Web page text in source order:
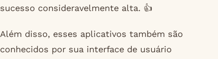
sucesso consideravelmente alta. 👍
Além disso, esses aplicativos também são
conhecidos por sua interface de usuário